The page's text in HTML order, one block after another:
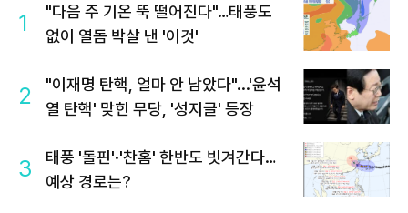
1
"다음 주 기온 뚝 떨어진다"…태풍도
없이 열돔 박살 낸 '이것'
2
"이재명 탄핵, 얼마 안 남았다"...'윤석
열 탄핵' 맞힌 무당, '성지글' 등장
3
태풍 '돌핀'·'찬홈' 한반도 빗겨간다…
예상 경로는?